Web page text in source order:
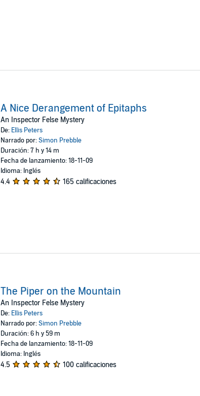
A Nice Derangement of Epitaphs
An Inspector Felse Mystery
De: Ellis Peters
Narrado por:Simon Prebble
Duración: 7 h y 14 m
Fecha de lanzamiento: 18-11-09
Idioma: Inglés
4.4 165 calificaciones
The Piper on the Mountain
An Inspector Felse Mystery
De: Ellis Peters
Narrado por:Simon Prebble
Duración: 6 h y 59 m
Fecha de lanzamiento: 18-11-09
Idioma: Inglés
4.5 100 calificaciones